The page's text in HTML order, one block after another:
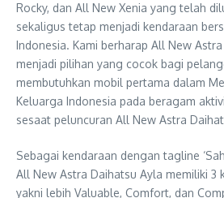
Rocky, dan All New Xenia yang telah
sekaligus tetap menjadi kendaraan
Indonesia. Kami berharap All New
menjadi pilihan yang cocok bagi
membutuhkan mobil pertama dalam
Keluarga Indonesia pada beragam
sesaat peluncuran All New Astra
Sebagai kendaraan dengan tagline
All New Astra Daihatsu Ayla memiliki 3
yakni lebih Valuable, Comfort, dan